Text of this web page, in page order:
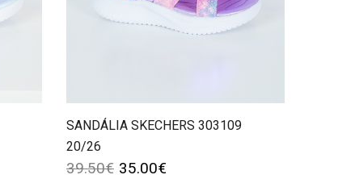
SANDÁLIA SKECHERS 303109
20/26
39.50€ 35.00€